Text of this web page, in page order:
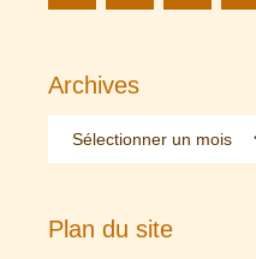
Archives
Plan du site